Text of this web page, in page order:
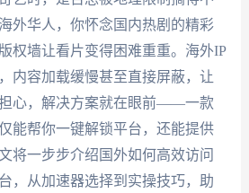
外华人，你怀念国内热剧的精彩
权墙让看片变得困难重重。海外IP
内容加载缓慢甚至直接屏蔽，让
心，解决方案就在眼前——一款
能帮你一键解锁平台，还能提供
将一步步介绍国外如何高效访问
，从加速器选择到实操技巧，助